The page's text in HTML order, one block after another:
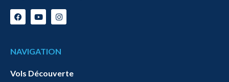
NAVIGATION
Vols Découverte